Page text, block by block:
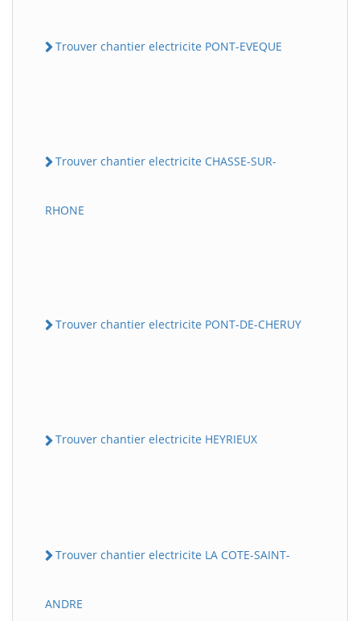
Trouver chantier electricite PONT-EVEQUE
Trouver chantier electricite CHASSE-SUR-
RHONE
Trouver chantier electricite PONT-DE-CHERUY
Trouver chantier electricite HEYRIEUX
Trouver chantier electricite LA COTE-SAINT-
ANDRE